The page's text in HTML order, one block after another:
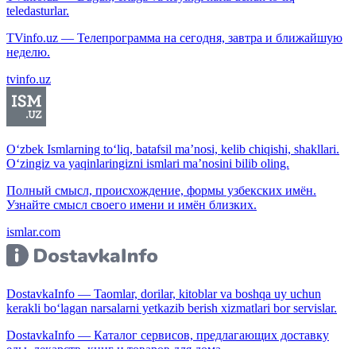
teledasturlar.
TVinfo.uz — Телепрограмма на сегодня, завтра и ближайшую
неделю.
tvinfo.uz
O‘zbek Ismlarning to‘liq, batafsil ma’nosi, kelib chiqishi, shakllari.
O‘zingiz va yaqinlaringizni ismlari ma’nosini bilib oling.
Полный смысл, происхождение, формы узбекских имён.
Узнайте смысл своего имени и имён близких.
ismlar.com
DostavkaInfo — Taomlar, dorilar, kitoblar va boshqa uy uchun
kerakli bo‘lagan narsalarni yetkazib berish xizmatlari bor servislar.
DostavkaInfo — Каталог сервисов, предлагающих доставку